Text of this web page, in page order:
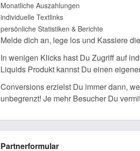
Monatliche Auszahlungen
individuelle Textlinks
persönliche Statistiken & Berichte
Melde dich an, lege los und Kassiere
In wenigen Klicks hast Du Zugriff auf
Liquids Produkt kannst Du einen
Conversions erzielst Du immer dann,
unbegrenzt! Je mehr Besucher Du
Partnerformular